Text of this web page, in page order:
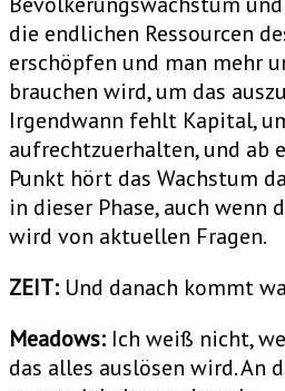
die endlichen Ressourcen
erschöpfen und man mehr
brauchen wird, um das
Irgendwann fehlt Kapital,
aufrechtzuerhalten, und ab
Punkt hört das Wachstum
in dieser Phase, auch wenn
wird von aktuellen Fragen.
ZEIT: Und danach kommt
Meadows: Ich weiß nicht,
das alles auslösen wird. An